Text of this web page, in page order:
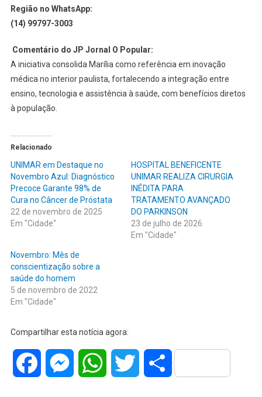
Região no WhatsApp:
(14) 99797-3003
Comentário do JP Jornal O Popular:
A iniciativa consolida Marília como referência em inovação
médica no interior paulista, fortalecendo a integração entre
ensino, tecnologia e assistência à saúde, com benefícios diretos
à população.
Relacionado
UNIMAR em Destaque no
Novembro Azul: Diagnóstico
Precoce Garante 98% de
Cura no Câncer de Próstata
22 de novembro de 2025
Em "Cidade"
HOSPITAL BENEFICENTE
UNIMAR REALIZA CIRURGIA
INÉDITA PARA
TRATAMENTO AVANÇADO
DO PARKINSON
23 de julho de 2026
Em "Cidade"
Novembro: Mês de
conscientização sobre a
saúde do homem
5 de novembro de 2022
Em "Cidade"
Compartilhar esta notícia agora:
Facebook MessengerWhatsAppTwitter Share